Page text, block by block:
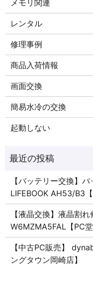
メモリ関連
レンタル
修理事例
商品入荷情報
画面交換
簡易水冷の交換
起動しない
【バッテリー交換】
LIFEBOOK AH53/B3
【液晶交換】液晶割
W6MZMA5FAL【PC
【中古PC販売】
ングタウン岡崎店】